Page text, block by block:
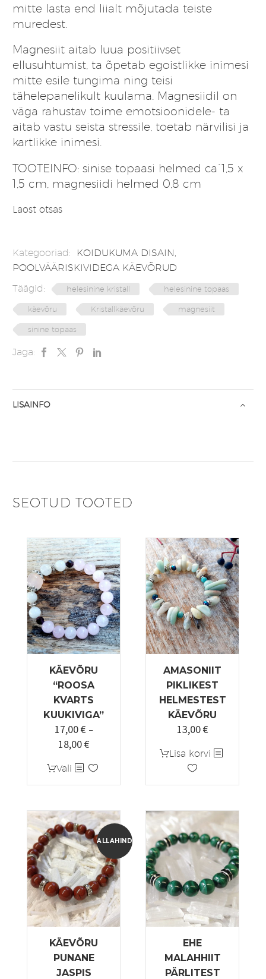
mitte lasta end liialt mõjutada teiste
muredest.
Magnesiit aitab luua positiivset
ellusuhtumist, ta õpetab egoistlikke inimesi
mitte esile tungima ning teisi
tähelepanelikult kuulama. Magnesiidil on
väga rahustav toime emotsioonidele- ta
aitab vastu seista stressile, toetab närvilisi ja
kartlikke inimesi.
TOOTEINFO: sinise topaasi helmed ca´1,5 x
1,5 cm, magnesiidi helmed 0,8 cm
Laost otsas
Kategooriad: KOIDUKUMA DISAIN,
POOLVÄÄRISKIVIDEGA KÄEVÕRUD
Täägid:
helesinine kristall helesinine topaas
käevõru Kristallkäevõru magnesiit
sinine topaas
Jaga:
LISAINFO
SEOTUD TOOTED
KÄEVÕRU
“ROOSA
KVARTS
KUUKIVIGA”
17,00€ –
18,00€Hinnavahemik:
kuni
18,00 €
Vali Sellel
tootel
mitu
varianti.
Valikuid
saab
teha
tootelehel.
AMASONIIT
PIKLIKEST
HELMESTEST
KÄEVÕRU
13,00€
Lisa korvi
ALLAHINDLUS!
KÄEVÕRU
PUNANE
JASPIS
EHE
MALAHHIIT
PÄRLITEST